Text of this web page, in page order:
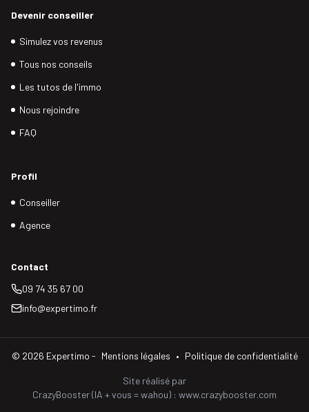
Devenir conseiller
Simulez vos revenus
Tous nos conseils
Les tutos de l'immo
Nous rejoindre
FAQ
Profil
Conseiller
Agence
Contact
09 74 35 67 00
info@expertimo.fr
© 2026 Expertimo - Mentions légales • Politique de confidentialité
Site réalisé par
CrazyBooster (IA + vous = wahou) : www.crazybooster.com